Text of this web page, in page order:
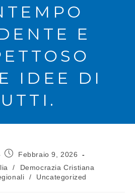
E
IDEE DI
Febbraio 9, 2026
/
Democrazia Cristiana
/ Uncategorized